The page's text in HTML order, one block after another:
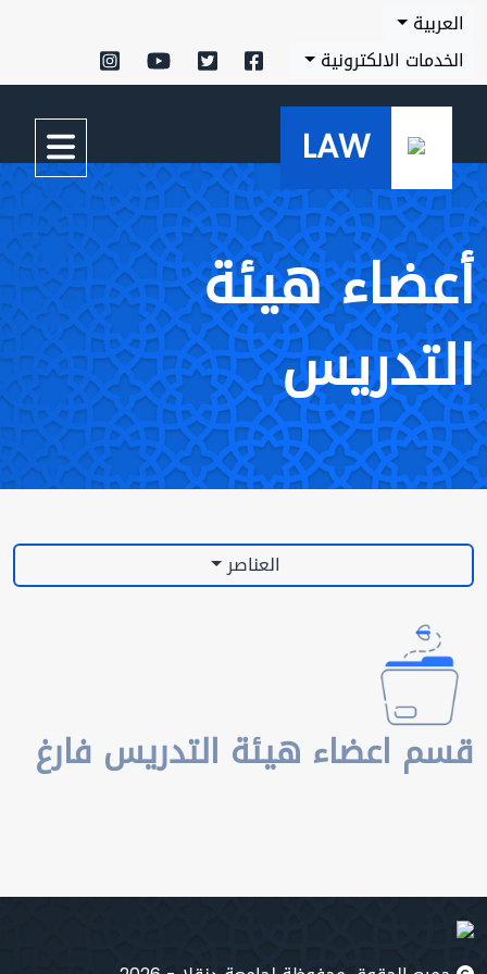
العربية
الخدمات الالكترونية
LAW
أعضاء هيئة
التدريس
العناصر
قسم اعضاء هيئة التدريس فارغ